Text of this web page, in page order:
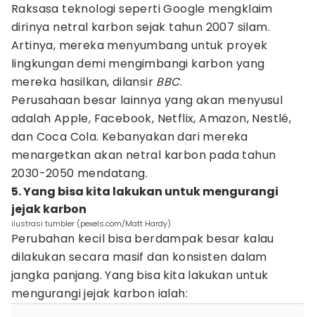
Raksasa teknologi seperti Google mengklaim
dirinya netral karbon sejak tahun 2007 silam.
Artinya, mereka menyumbang untuk proyek
lingkungan demi mengimbangi karbon yang
mereka hasilkan, dilansir BBC.
Perusahaan besar lainnya yang akan menyusul
adalah Apple, Facebook, Netflix, Amazon, Nestlé,
dan Coca Cola. Kebanyakan dari mereka
menargetkan akan netral karbon pada tahun
2030-2050 mendatang.
5. Yang bisa kita lakukan untuk mengurangi
jejak karbon
ilustrasi tumbler (pexels.com/Matt Hardy)
Perubahan kecil bisa berdampak besar kalau
dilakukan secara masif dan konsisten dalam
jangka panjang. Yang bisa kita lakukan untuk
mengurangi jejak karbon ialah: